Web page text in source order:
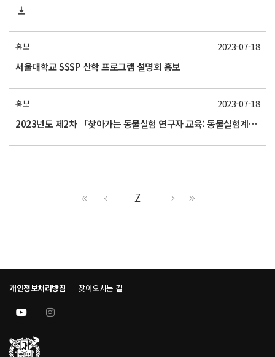
홍보
서울대학교 SSSP 산학 프로그램 설명회 홍보
2023-07-18
홍보
2023년도 제2차 「찾아가는 동물실험 연구자 교육: 동물실험계획서 작성법」
2023-07-18
7
개인정보처리방침 찾아오시는 길